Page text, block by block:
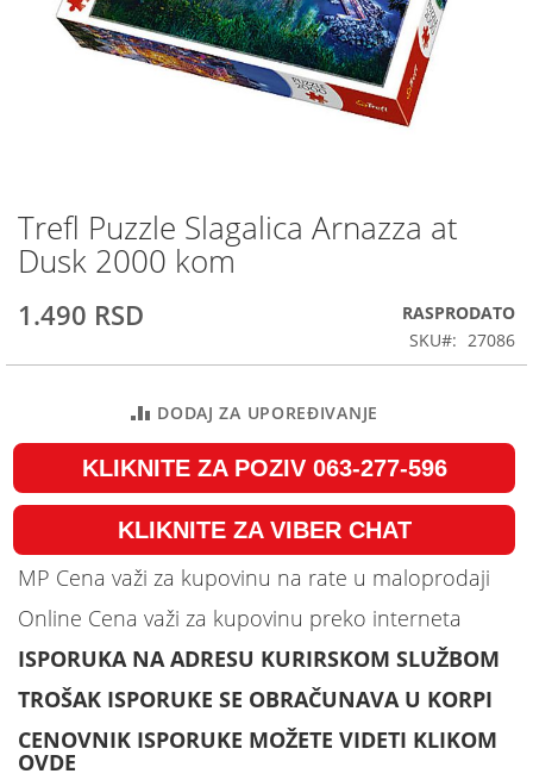
Skip
to
the
of
images
Trefl Puzzle Slagalica Arnazza at
Dusk 2000 kom
1.490 RSD
RASPRODATO
SKU
27086
DODAJ ZA UPOREĐIVANJE
KLIKNITE ZA POZIV 063-277-596
KLIKNITE ZA VIBER CHAT
MP Cena važi za kupovinu na rate u maloprodaji
Online Cena važi za kupovinu preko interneta
ISPORUKA NA ADRESU KURIRSKOM SLUŽBOM
TROŠAK ISPORUKE SE OBRAČUNAVA U KORPI
CENOVNIK ISPORUKE MOŽETE VIDETI KLIKOM
OVDE